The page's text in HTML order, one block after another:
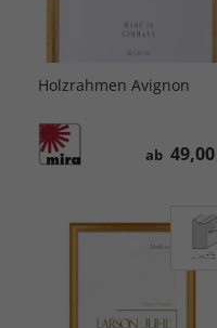
Holzrahmen Avignon
ab